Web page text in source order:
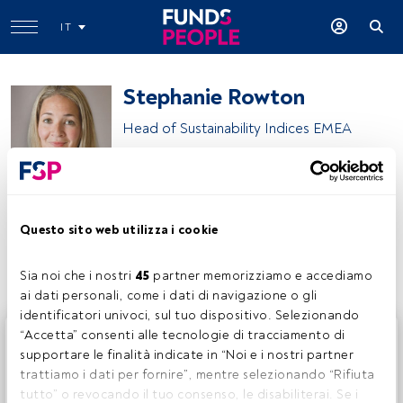
Questo sito web utilizza i cookie
Sia noi che i nostri 45 partner memorizziamo e accediamo
ai dati personali, come i dati di navigazione o gli
identificatori univoci, sul tuo dispositivo. Selezionando
“Accetta” consenti alle tecnologie di tracciamento di
supportare le finalità indicate in “Noi e i nostri partner
trattiamo i dati per fornire”, mentre selezionando “Rifiuta
tutto” o revocando il tuo consenso, le disabiliterai. Se i
IT
Stephanie Rowton
Head of Sustainability Indices EMEA
Condividi:
Questo è un articolo riservato agli utenti FundsPeople. Se
sei già registrato, accedi tramite il pulsante Login. Se non
hai ancora un account, ti invitiamo a registrarti per scoprire
tutti i contenuti che FundsPeople ha da offrire.